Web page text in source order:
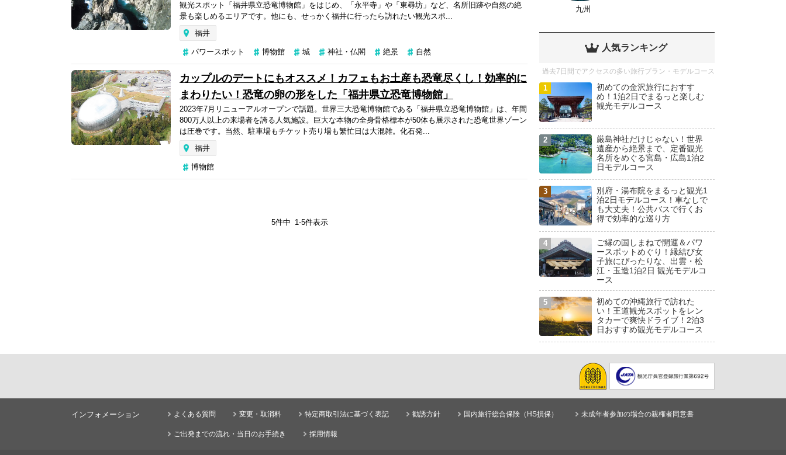
観光スポット「福井県立恐竜博物館」をはじめ、「永平寺」や「東尋坊」など、名所旧跡や自然の絶
景も楽しめるエリアです。他にも、せっかく福井に行ったら訪れたい観光スポ...
福井
パワースポット 博物館 城 神社・仏閣 絶景 自然
カップルのデートにもオススメ！カフェもお土産も恐竜尽くし！効率的に
まわりたい！恐竜の卵の形をした「福井県立恐竜博物館」
2023年7月リニューアルオープンで話題。世界三大恐竜博物館である「福井県立恐竜博物館」は、年間
800万人以上の来場者を誇る人気施設。巨大な本物の全身骨格標本が50体も展示された恐竜世界ゾーン
は圧巻です。当然、駐車場もチケット売り場も繁忙日は大混雑。化石発...
福井
博物館
5件中 1-5件表示
九州
人気ランキング
過去7日間でアクセスの多い旅行プラン・モデルコース
初めての金沢旅行におすす
め！1泊2日でまるっと楽しむ
観光モデルコース
厳島神社だけじゃない！世界
遺産から絶景まで、定番観光
名所をめぐる宮島・広島1泊2
日モデルコース
別府・湯布院をまるっと観光1
泊2日モデルコース！車なしで
も大丈夫！公共バスで行くお
得で効率的な巡り方
ご縁の国しまねで開運＆パワ
ースポットめぐり！縁結び女
子旅にぴったりな、出雲・松
江・玉造1泊2日 観光モデルコ
ース
初めての沖縄旅行で訪れた
い！王道観光スポットをレン
タカーで爽快ドライブ！2泊3
日おすすめ観光モデルコース
インフォメーション よくある質問 変更・取消料 特定商取引法に基づく表記 勧誘方針 国内旅行総合保険（HS損保） 未成年者参加の場合の親権者同意書
ご出発までの流れ・当日のお手続き 採用情報